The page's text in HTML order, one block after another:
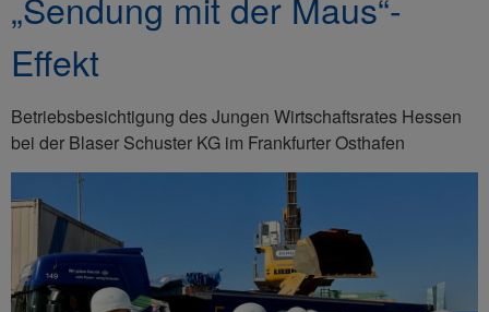
Effekt
Betriebsbesichtigung des Jungen Wirtschaftsrates Hessen
bei der Blaser Schuster KG im Frankfurter Osthafen